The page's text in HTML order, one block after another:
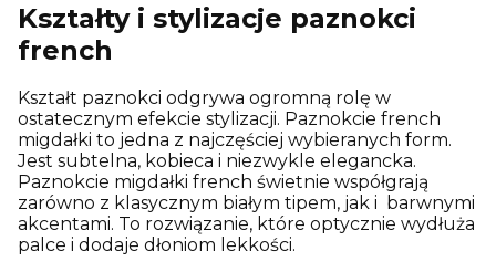
Kształty i stylizacje paznokci
french
Kształt paznokci odgrywa ogromną rolę w
ostatecznym efekcie stylizacji. Paznokcie french
migdałki to jedna z najczęściej wybieranych form.
Jest subtelna, kobieca i niezwykle elegancka.
Paznokcie migdałki french świetnie współgrają
zarówno z klasycznym białym tipem, jak i barwnymi
akcentami. To rozwiązanie, które optycznie wydłuża
palce i dodaje dłoniom lekkości.